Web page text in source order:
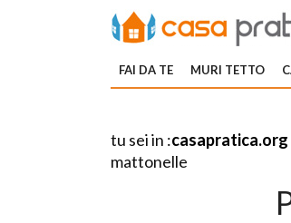
FAI DA TE MURI TETTO
tu sei in :casapratica.org
mattonelle